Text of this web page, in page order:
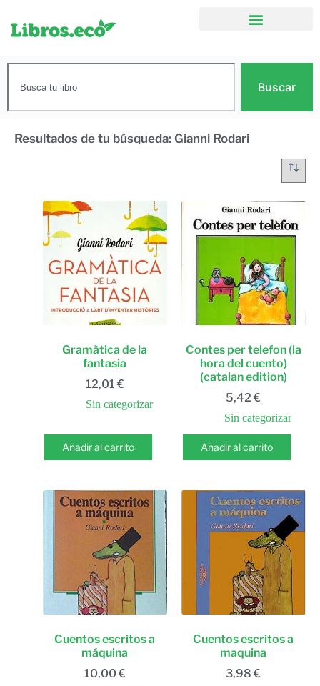
Buscar
Resultados de tu búsqueda: Gianni Rodari
Gramàtica de la
fantasia
12,01 €
Sin categorizar
Añadir al carrito
Contes per telefon (la
hora del cuento)
(catalan edition)
5,42€
Sin categorizar
Añadir al carrito
Cuentos escritos a
máquina
10,00 €
Cuentos escritos a
maquina
3,98€